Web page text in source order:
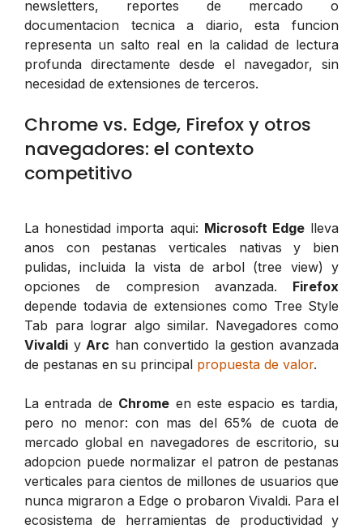
newsletters, reportes de mercado o
documentacion tecnica a diario, esta funcion
representa un salto real en la calidad de lectura
profunda directamente desde el navegador, sin
necesidad de extensiones de terceros.
Chrome vs. Edge, Firefox y otros
navegadores: el contexto
competitivo
La honestidad importa aqui: Microsoft Edgelleva
anos con pestanas verticales nativas y bien
pulidas, incluida la vista de arbol (tree view) y
opciones de compresion avanzada. Firefox
depende todavia de extensiones como Tree Style
Tab para lograr algo similar. Navegadores como
Vivaldi y Arc han convertido la gestion avanzada
de pestanas en su principal propuesta de valor.
La entrada de Chrome en este espacio es tardia,
pero no menor: con mas del 65% de cuota de
mercado global en navegadores de escritorio, su
adopcion puede normalizar el patron de pestanas
verticales para cientos de millones de usuarios que
nunca migraron a Edge o probaron Vivaldi. Para el
ecosistema de herramientas de productividad y